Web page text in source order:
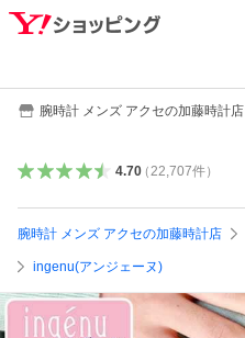
腕時計 メンズ アクセの加藤時計店
4.70（ 22,707件）
腕時計 メンズ アクセの加藤時計店
ingenu(アンジェーヌ)